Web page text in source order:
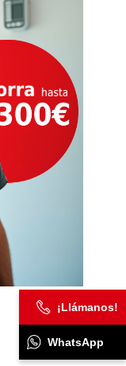
¡Llámanos!
WhatsApp